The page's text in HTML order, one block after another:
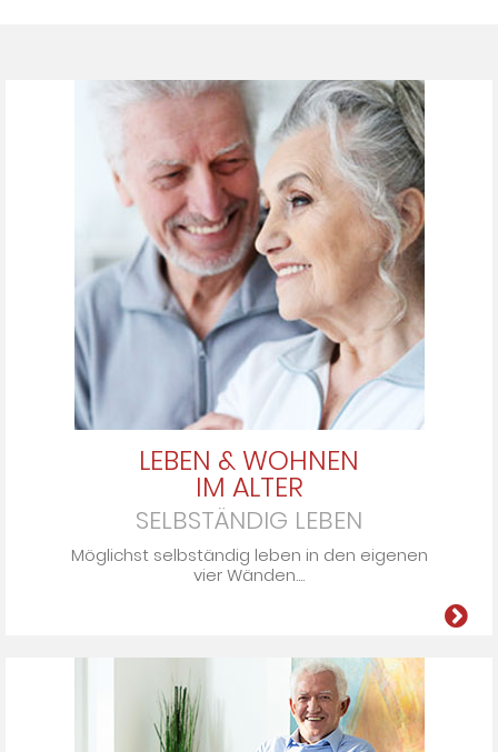
LEBEN & WOHNEN
IM ALTER
SELBSTÄNDIG LEBEN
Möglichst selbständig leben in den ei­ge­nen
vier Wän­den....